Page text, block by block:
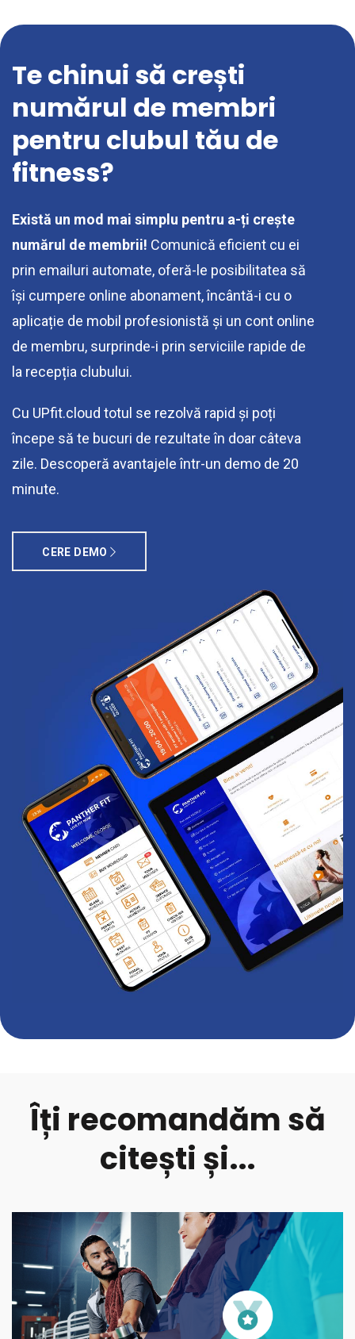
Te chinui să crești
numărul de membri
pentru clubul tău de
fitness?
Există un mod mai simplu pentru a-ți crește
numărul de membrii! Comunică eficient cu ei
prin emailuri automate, oferă-le posibilitatea să
își cumpere online abonament, încântă-i cu o
aplicație de mobil profesionistă și un cont online
de membru, surprinde-i prin serviciile rapide de
la recepția clubului.
Cu UPfit.cloud totul se rezolvă rapid și poți
începe să te bucuri de rezultate în doar câteva
zile. Descoperă avantajele într-un demo de 20
minute.
CERE DEMO
Îți recomandăm să
citești și...